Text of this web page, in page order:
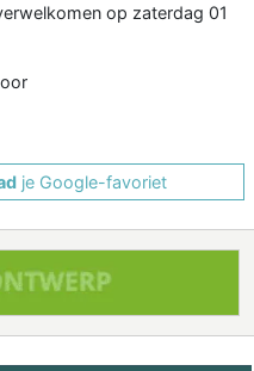
op zaterdag 01
je Google-favoriet